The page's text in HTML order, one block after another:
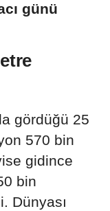
günü
gördüğü 25
570 bin
gidince
bin
Dünyası